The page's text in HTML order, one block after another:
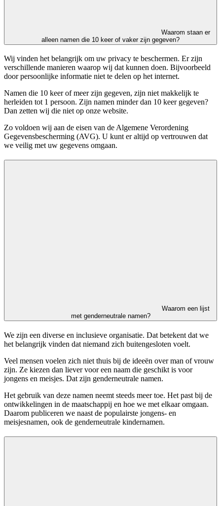
Waarom staan er
alleen namen die 10 keer of vaker zijn gegeven?
Wij vinden het belangrijk om uw privacy te beschermen. Er zijn
verschillende manieren waarop wij dat kunnen doen. Bijvoorbeeld
door persoonlijke informatie niet te delen op het internet.
Namen die 10 keer of meer zijn gegeven, zijn niet makkelijk te
herleiden tot 1 persoon. Zijn namen minder dan 10 keer gegeven?
Dan zetten wij die niet op onze website.
Zo voldoen wij aan de eisen van de Algemene Verordening
Gegevensbescherming (AVG). U kunt er altijd op vertrouwen dat
we veilig met uw gegevens omgaan.
Waarom een lijst
met genderneutrale namen?
We zijn een diverse en inclusieve organisatie. Dat betekent dat we
het belangrijk vinden dat niemand zich buitengesloten voelt.
Veel mensen voelen zich niet thuis bij de ideeën over man of vrouw
zijn. Ze kiezen dan liever voor een naam die geschikt is voor
jongens en meisjes. Dat zijn genderneutrale namen.
Het gebruik van deze namen neemt steeds meer toe. Het past bij de
ontwikkelingen in de maatschappij en hoe we met elkaar omgaan.
Daarom publiceren we naast de populairste jongens- en
meisjesnamen, ook de genderneutrale kindernamen.